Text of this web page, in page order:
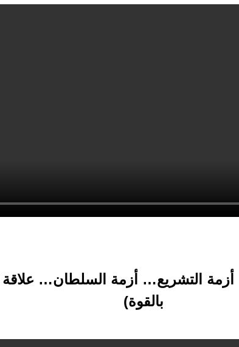
التشريع… أزمة السلطان… علاقة
بالقوة)